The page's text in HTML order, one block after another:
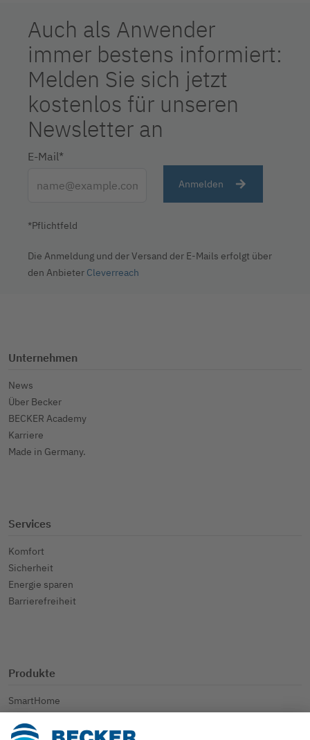
Auch als Anwender
immer bestens informiert:
Melden Sie sich jetzt
kostenlos für unseren
Newsletter an
E-Mail*
Anmelden
*Pflichtfeld
Die Anmeldung und der Versand der E-Mails erfolgt über
den Anbieter Cleverreach
Unternehmen
News
Über Becker
BECKER Academy
Karriere
Made in Germany.
Services
Komfort
Sicherheit
Energie sparen
Barrierefreiheit
Produkte
SmartHome
Sonnenschutz